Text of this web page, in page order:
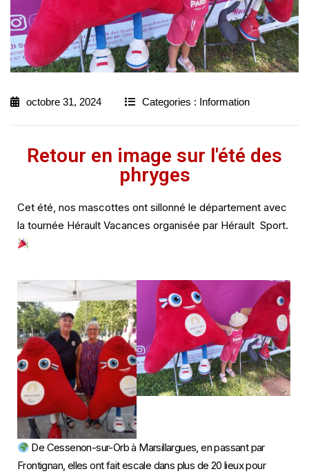
octobre 31, 2024 Categories : Information
Retour en image sur l'été des
phryges
Cet été, nos mascottes ont sillonné le département avec
la tournée Hérault Vacances organisée par Hérault Sport.
De Cessenon-sur-Orb à Marsillargues, en passant par
Frontignan, elles ont fait escale dans plus de 20 lieux pour